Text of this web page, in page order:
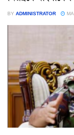
BY ADMINISTRATOR